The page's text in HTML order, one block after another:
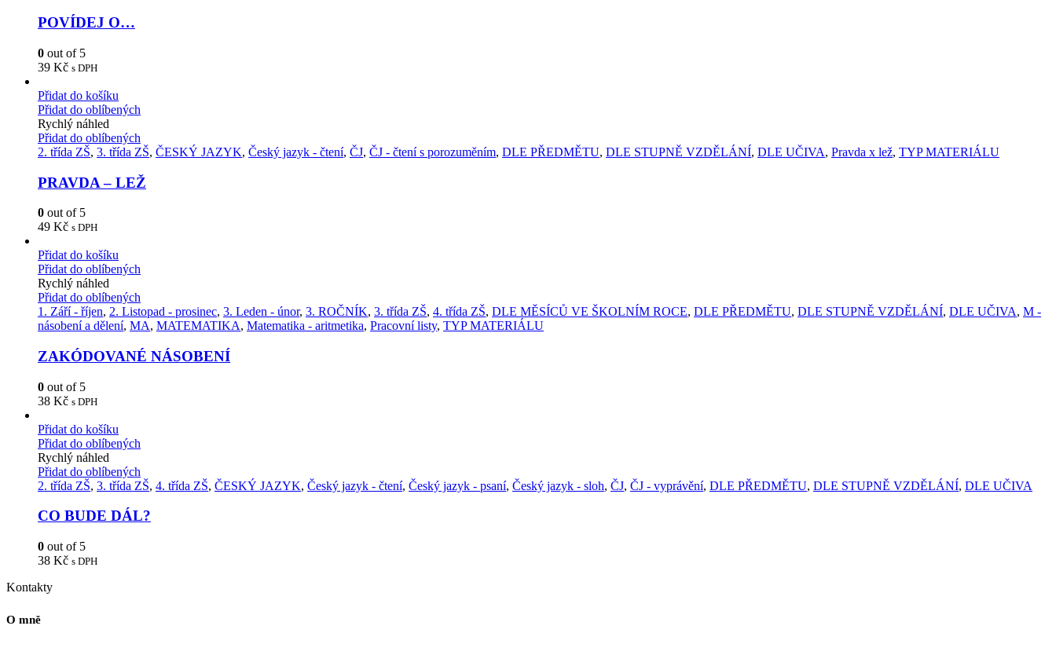
POVÍDEJ O…
0 out of 5
39 Kč s DPH
Přidat do košíku
Přidat do oblíbených
Rychlý náhled
Přidat do oblíbených
2. třída ZŠ, 3. třída ZŠ, ČESKÝ JAZYK, Český jazyk - čtení, ČJ, ČJ - čtení s porozuměním, DLE PŘEDMĚTU, DLE STUPNĚ VZDĚLÁNÍ, DLE UČIVA, Pravda x lež, TYP MATERIÁLU
PRAVDA – LEŽ
0 out of 5
49 Kč s DPH
Přidat do košíku
Přidat do oblíbených
Rychlý náhled
Přidat do oblíbených
1. Září - říjen, 2. Listopad - prosinec, 3. Leden - únor, 3. ROČNÍK, 3. třída ZŠ, 4. třída ZŠ, DLE MĚSÍCŮ VE ŠKOLNÍM ROCE, DLE PŘEDMĚTU, DLE STUPNĚ VZDĚLÁNÍ, DLE UČIVA, M -
násobení a dělení, MA, MATEMATIKA, Matematika - aritmetika, Pracovní listy, TYP MATERIÁLU
ZAKÓDOVANÉ NÁSOBENÍ
0 out of 5
38 Kč s DPH
Přidat do košíku
Přidat do oblíbených
Rychlý náhled
Přidat do oblíbených
2. třída ZŠ, 3. třída ZŠ, 4. třída ZŠ, ČESKÝ JAZYK, Český jazyk - čtení, Český jazyk - psaní, Český jazyk - sloh, ČJ, ČJ - vyprávění, DLE PŘEDMĚTU, DLE STUPNĚ VZDĚLÁNÍ, DLE UČIVA
CO BUDE DÁL?
0 out of 5
38 Kč s DPH
Kontakty
O mně